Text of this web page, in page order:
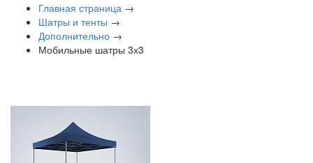
Главная страница →
Шатры и тенты →
Дополнительно →
Мобильные шатры 3х3